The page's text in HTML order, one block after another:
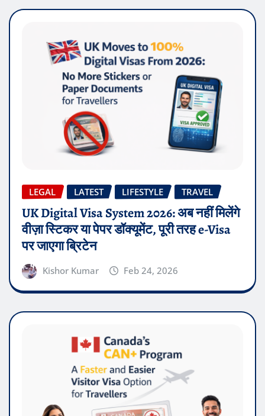
LEGAL LATEST LIFESTYLE TRAVEL
UK Digital Visa System 2026: अब नहीं मिलेंगे
वीज़ा स्टिकर या पेपर डॉक्यूमेंट, पूरी तरह e-Visa
पर जाएगा ब्रिटेन
Kishor Kumar Feb 24, 2026